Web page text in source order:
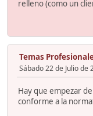
relleno (como un
Temas
Sábado 22 de Julio de
Hay que empezar
conforme a la